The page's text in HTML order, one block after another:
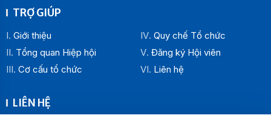
TRỢ GIÚP
Giới thiệu
Tổng quan Hiệp hội
Cơ cấu tổ chức
Quy chế Tổ chức
Đăng ký Hội viên
Liên hệ
LIÊN HỆ